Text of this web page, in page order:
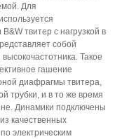
Для
твитер с нагрузкой в
собой
Такое
гашение
диафрагмы твитера,
трубки, и в то же время
Динамики подключены
качественных
электрическим